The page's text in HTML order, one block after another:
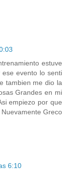
estuve
evento lo senti
tambien me dio la
Grandes en mi
empiezo por que
Greco
6:10